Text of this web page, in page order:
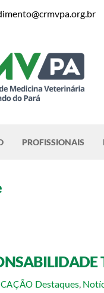
PROFISSIONAIS
Destaques,